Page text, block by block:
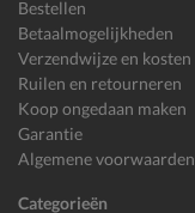
Bestellen
Betaalmogelijkheden
Verzendwijze en kosten
Ruilen en retourneren
Koop ongedaan maken
Garantie
Algemene voorwaarden
Categorieën